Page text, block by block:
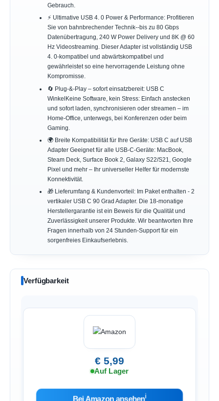
Gebrauch.
⚡ Ultimative USB 4. 0 Power & Performance: Profitieren
Sie von bahnbrechender Technik--bis zu 80 Gbps
Datenübertragung, 240 W Power Delivery und 8K @ 60
Hz Videostreaming. Dieser Adapter ist vollständig USB
4. 0-kompatibel und abwärtskompatibel und
gewährleistet so eine hervorragende Leistung ohne
Kompromisse.
🔄 Plug‑&‑Play – sofort einsatzbereit: USB C
WinkelKeine Software, kein Stress: Einfach anstecken
und sofort laden, synchronisieren oder streamen – im
Home‑Office, unterwegs, bei Konferenzen oder beim
Gaming.
🌍 Breite Kompatibilität für Ihre Geräte: USB C auf USB
Adapter Geeignet für alle USB‑C‑Geräte: MacBook,
Steam Deck, Surface Book 2, Galaxy S22/S21, Google
Pixel und mehr – Ihr universeller Helfer für modernste
Konnektivität.
🎁 Lieferumfang & Kundenvorteil: Im Paket enthalten - 2
vertikaler USB C 90 Grad Adapter. Die 18-monatige
Herstellergarantie ist ein Beweis für die Qualität und
Zuverlässigkeit unserer Produkte. Wir beantworten Ihre
Fragen innerhalb von 24 Stunden‑Support für ein
sorgenfreies Einkaufserlebnis.
Verfügbarkeit
€ 5,99
Auf Lager
Bei Amazon ansehenℹ︎